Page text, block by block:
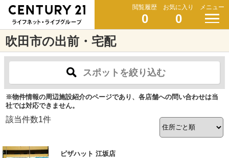
閲覧履歴
0
お気に入り
0
メニュー
吹田市の出前・宅配
スポットを絞り込む
※物件情報の周辺施設紹介のページであり、各店舗への問い合わせは当
社では対応できません。
該当件数1件
ピザハット 江坂店